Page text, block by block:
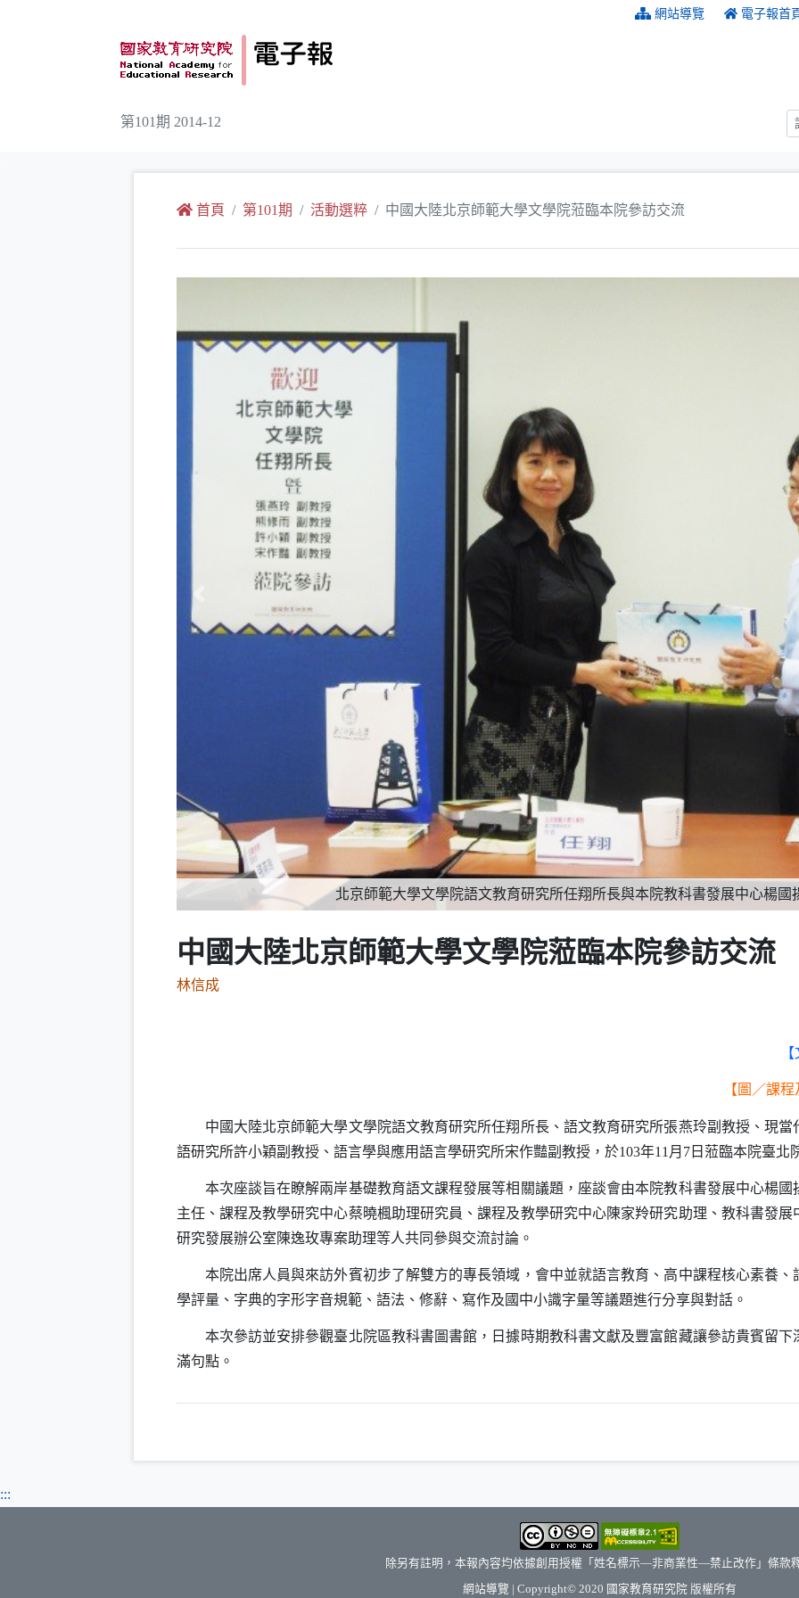
網站導覽 電子報首
第101期 2014-12
首頁 第101期 活動選粹 中國大陸北京師範大學文學院蒞臨本院參訪交流
北京師範大學文學院語文教育研究所任翔所長與本院教科書發展中心楊國
Previous
中國大陸北京師範大學文學院蒞臨本院參訪交流
林信成
【圖／課
中國大陸北京師範大學文學院語文教育研究所任翔所長、語文教育研究所張燕玲副教授、現當
語研究所許小穎副教授、語言學與應用語言學研究所宋作豔副教授，於103年11 月 7日蒞臨本院臺北
本次座談旨在瞭解兩岸基礎教育語文課程發展等相關議題，座談會由本院教科書發展中心楊國
主任、課程及教學研究中心蔡曉楓助理研究員、課程及教學研究中心陳家羚研究助理、教科書發
研究發展辦公室陳逸玫專案助理等人共同參與交流討論。
本院出席人員與來訪外賓初步了解雙方的專長領域，會中並就語言教育、高中課程核心素養、
學評量、字典的字形字音規範、語法、修辭、寫作及國中小識字量等議題進行分享與對話。
本次參訪並安排參觀臺北院區教科書圖書館，日據時期教科書文獻及豐富館藏讓參訪貴賓留下
滿句點。
:::
除另有註明，本報內容均依據創用授權「姓名標示—非商業性—禁止改作」條款
網站導覽 | Copyright© 2020 國家教育研究院（另開新視窗）
版權所有